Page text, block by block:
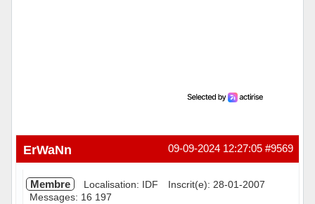
#9569
09-09-2024 12:27:05
ErWaNn
Membre Localisation: IDF
Inscrit(e): 28-01-2007
Messages: 16 197